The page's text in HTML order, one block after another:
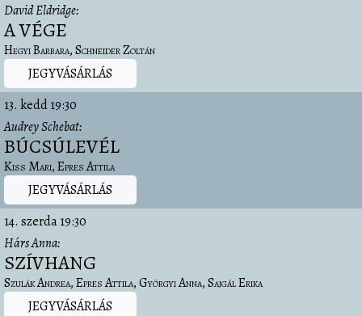
David Eldridge
A VÉGE
Hegyi Barbara Schneider Zoltán
JEGYVÁSÁRLÁS
13. kedd19:30
Audrey Schebat
BÚCSÚLEVÉL
Kiss Mari Epres Attila
JEGYVÁSÁRLÁS
14. szerda19:30
Hárs Anna
SZÍVHANG
Szulák Andrea Epres Attila Györgyi Anna Sajgál Erika
JEGYVÁSÁRLÁS